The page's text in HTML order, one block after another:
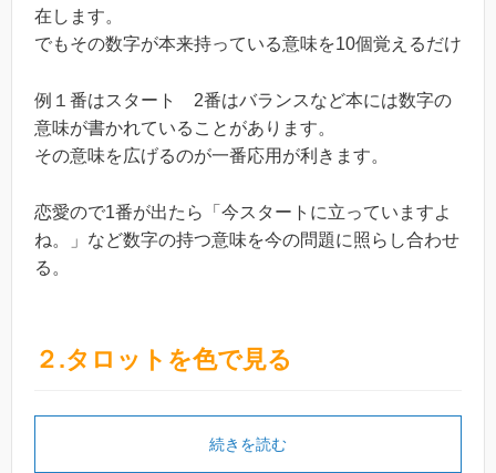
在します。
でもその数字が本来持っている意味を10個覚えるだけ
例１番はスタート 2番はバランスなど本には数字の
意味が書かれていることがあります。
その意味を広げるのが一番応用が利きます。
恋愛ので1番が出たら「今スタートに立っていますよ
ね。」など数字の持つ意味を今の問題に照らし合わせ
る。
２.タロットを色で見る
続きを読む